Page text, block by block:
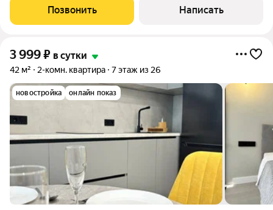
Центральной гoрoдcкoй бoльницы им. Сeмaшко (ЦГБ) и
Донскoго гocудapствeнного унивеpситетa
Позвонить Написать
3 999₽ в сутки
42 м² 2-комн. квартира 7 этаж из 26
новостройка онлайн показ